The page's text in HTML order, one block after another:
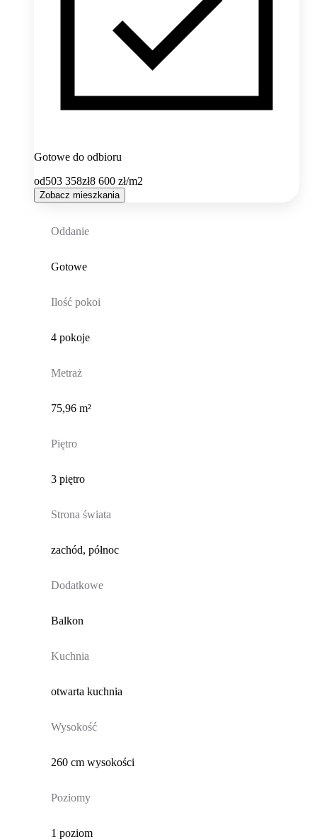
Gotowe do odbioru
od503 358zł8 600 zł/m2
Zobacz mieszkania
Oddanie
Gotowe
Ilość pokoi
4 pokoje
Metraż
75,96 m²
Piętro
3 piętro
Strona świata
zachód, północ
Dodatkowe
Balkon
Kuchnia
otwarta kuchnia
Wysokość
260 cm wysokości
Poziomy
1 poziom